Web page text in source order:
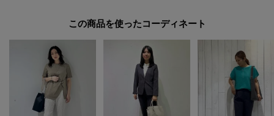
パソコン・スマートフォンなどの環境により、若干製品と画像のカラーが異
【生地詳細】
透け感：ややあり
伸縮性：ややあり
生地の厚み：普通
この商品を使った